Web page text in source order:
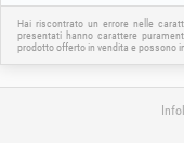
Hai riscontrato un errore nelle
presentati hanno carattere
prodotto offerto in vendita e possono